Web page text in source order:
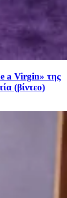
a Virgin» της
(βίντεο)